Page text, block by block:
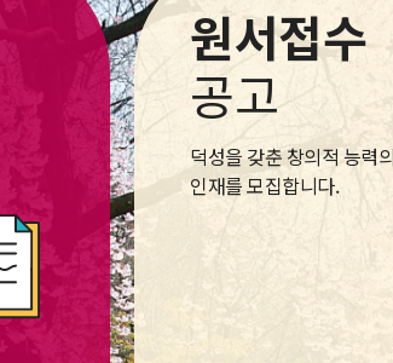
원서접수
공고
덕성을 갖춘 창의적 능력의
인재를 모집합니다.